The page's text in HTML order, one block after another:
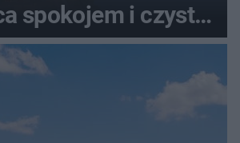
spokojem i czystą
wodą